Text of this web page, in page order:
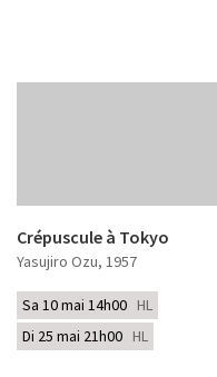
Crépuscule à Tokyo
Yasujiro Ozu, 1957
Sa 10 mai 14h00 HL
Di 25 mai 21h00 HL